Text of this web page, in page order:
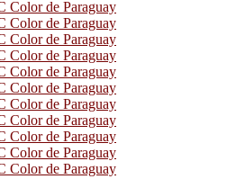
Color de Paraguay
Color de Paraguay
Color de Paraguay
Color de Paraguay
Color de Paraguay
Color de Paraguay
Color de Paraguay
Color de Paraguay
Color de Paraguay
Color de Paraguay
Color de Paraguay